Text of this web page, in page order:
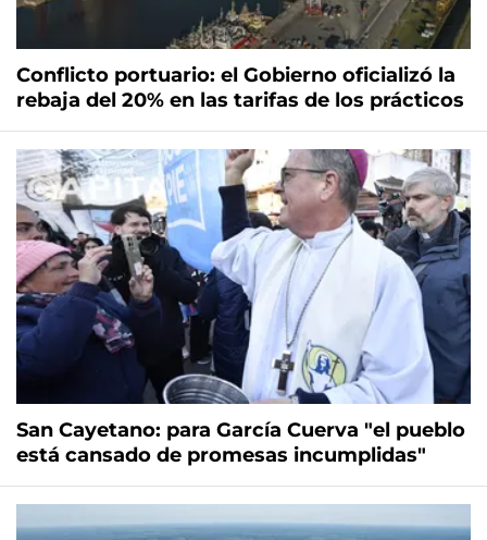
Conflicto portuario: el Gobierno oficializó la
rebaja del 20% en las tarifas de los prácticos
San Cayetano: para García Cuerva "el pueblo
está cansado de promesas incumplidas"